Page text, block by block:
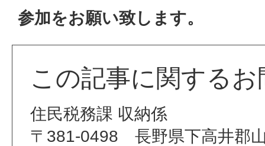
参加をお願い致します。
この記事に関する
住民税務課 収納係
〒381-0498 長野県下高井郡